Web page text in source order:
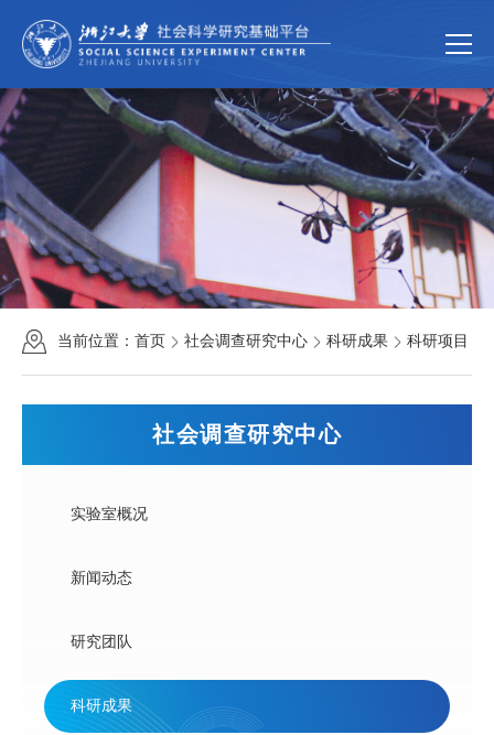
首页
关于我们
平台简介
组织机构
规章制度
新闻动态
新闻速递
通知公告
科学研究
研究团队
科研成果
科研项目
中国家庭大数据库
大型仪器共享服务
当前位置： 首页 社会调查研究中心 科研成果 科研项目
社会调查研究中心
实验室概况
新闻动态
研究团队
科研成果